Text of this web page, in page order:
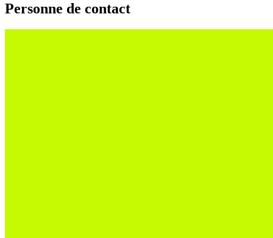
Personne de contact